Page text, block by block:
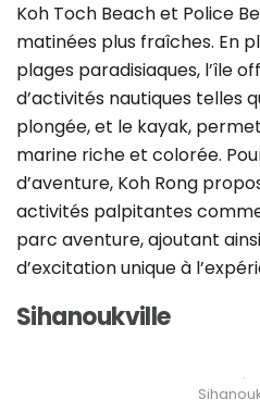
Koh Toch Beach et Police
matinées plus fraîches. En
plages paradisiaques, l’île
d’activités nautiques telles
plongée, et le kayak,
marine riche et colorée.
d’aventure, Koh Rong
activités palpitantes
parc aventure, ajoutant
d’excitation unique à
Sihanoukville